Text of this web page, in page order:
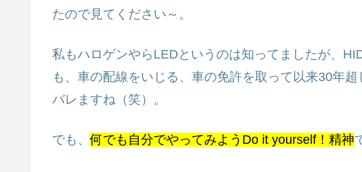
たので見てください～。
私もハロゲンやらLEDというのは知ってましたが、
も、車の配線をいじる、車の免許を取って以来30年
バレますね（笑）。
でも、何でも自分でやってみようDo it yourself！精神